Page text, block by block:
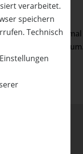
verarbeitet.
speichern
Technisch
ist nur
1 Jahr ab Kaufdatum.
was das Herz